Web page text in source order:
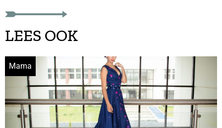
LEES OOK
Mama